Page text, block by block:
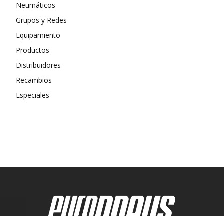
Neumáticos
Grupos y Redes
Equipamiento
Productos
Distribuidores
Recambios
Especiales